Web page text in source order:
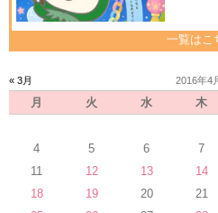
一覧はこ
« 3月 2016年4
月 火 水 木
4
5 6 7
11
12 13 14
18
19 20 21